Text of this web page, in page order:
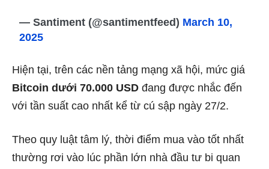
— Santiment (@santimentfeed) March 10,
2025
Hiện tại, trên các nền tảng mạng xã hội, mức giá
Bitcoin dưới 70.000 USD đang được nhắc đến
với tần suất cao nhất kể từ cú sập ngày 27/2.
Theo quy luật tâm lý, thời điểm mua vào tốt nhất
thường rơi vào lúc phần lớn nhà đầu tư bi quan